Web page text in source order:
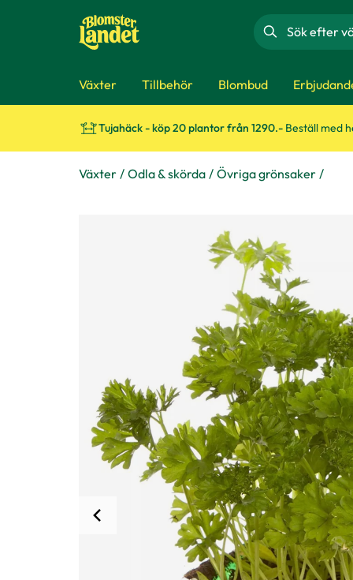
Sök
Växter Tillbehör Blombud
Tujahäck - köp 20 plantor från 1290.- Beställ med
Växter Odla & skörda Övriga grönsaker